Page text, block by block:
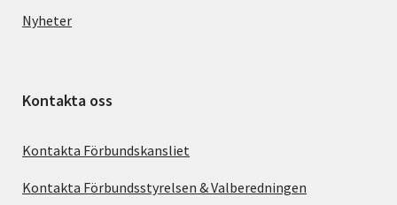
Nyheter
Kontakta oss
Kontakta Förbundskansliet
Kontakta Förbundsstyrelsen & Valberedningen